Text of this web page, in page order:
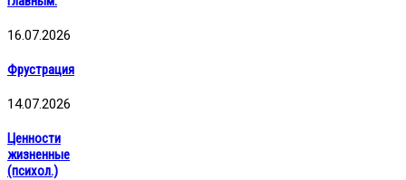
16.07.2026
Фрустрация
14.07.2026
Ценности
жизненные
(психол.)